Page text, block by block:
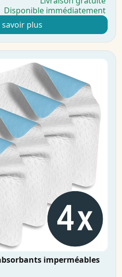
Disponible immédiatement
plus
imperméables